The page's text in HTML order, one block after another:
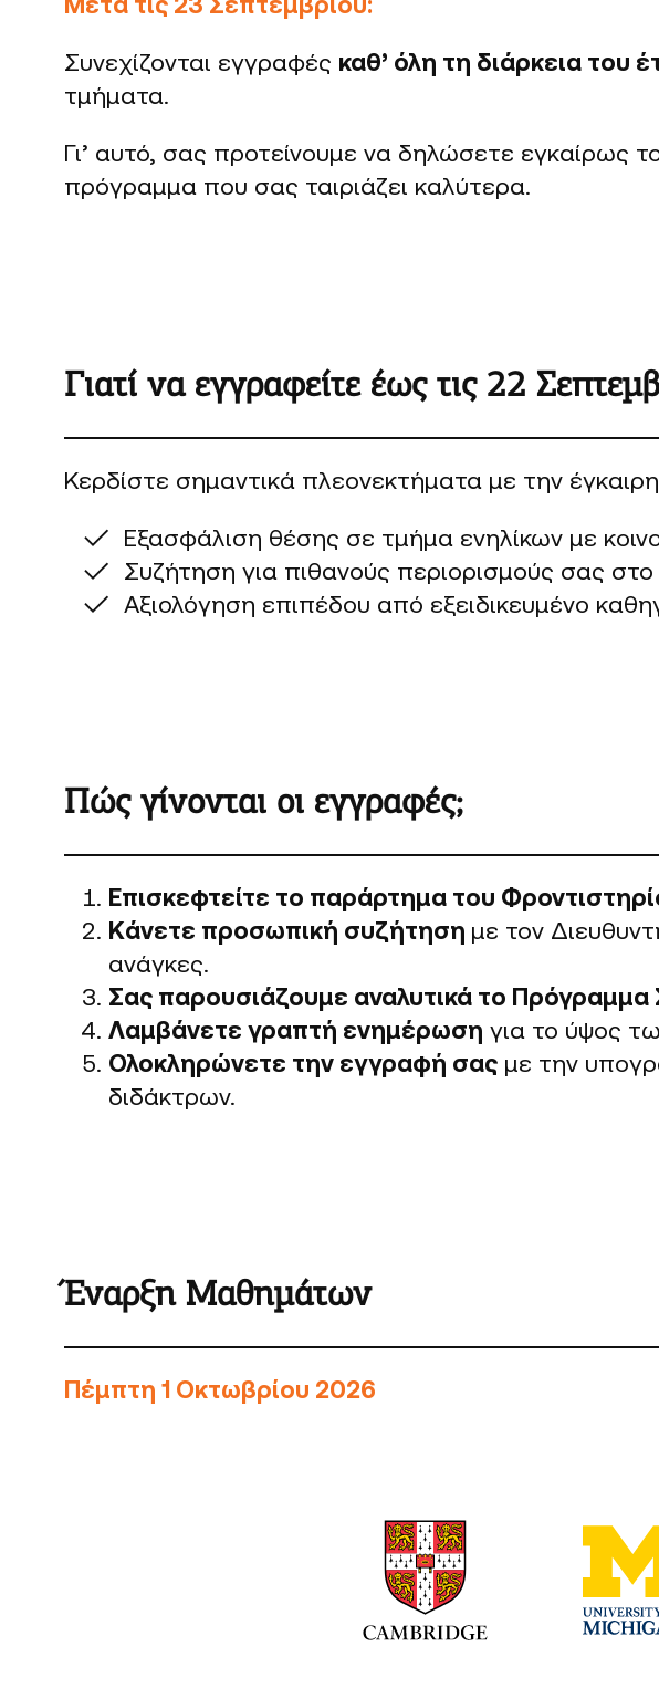
Συνεχίζονται εγγραφές καθ’ όλη τη διάρκεια του
τμήματα.
Γι’ αυτό, σας προτείνουμε να δηλώσετε
πρόγραμμα που σας ταιριάζει καλύτερα.
Γιατί να εγγραφείτε έως τις 22
Κερδίστε σημαντικά πλεονεκτήματα με την
Εξασφάλιση θέσης σε τμήμα ενηλίκων με
Συζήτηση για πιθανούς περιορισμούς σας
Αξιολόγηση επιπέδου από εξειδικευμένο
Πώς γίνονται οι εγγραφές;
Επισκεφτείτε το παράρτημα του
Κάνετε προσωπική συζήτηση με τον
ανάγκες.
Σας παρουσιάζουμε αναλυτικά το Πρόγραμμα
Λαμβάνετε γραπτή ενημέρωση για το ύψος
Ολοκληρώνετε την εγγραφή σας με την
διδάκτρων.
Έναρξη Μαθημάτων
Πέμπτη 1 Οκτωβρίου 2026